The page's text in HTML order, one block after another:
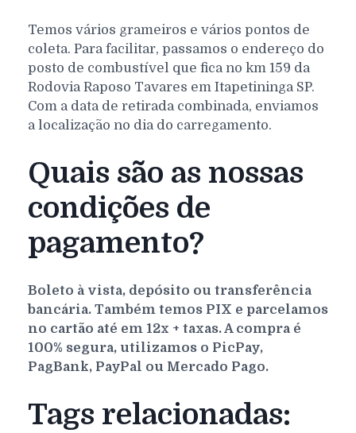
Temos vários grameiros e vários pontos de
coleta. Para facilitar, passamos o endereço do
posto de combustível que fica no km 159 da
Rodovia Raposo Tavares em Itapetininga SP.
Com a data de retirada combinada, enviamos
a localização no dia do carregamento.
Quais são as nossas
condições de
pagamento?
Boleto à vista, depósito ou transferência
bancária. Também temos PIX e parcelamos
no cartão até em 12x + taxas. A compra é
100% segura, utilizamos o PicPay,
PagBank, PayPal ou Mercado Pago.
Tags relacionadas: